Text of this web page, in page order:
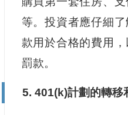
等。投資者應仔細
款用於合格的費用
罰款。
5. 401(k)計劃的轉移